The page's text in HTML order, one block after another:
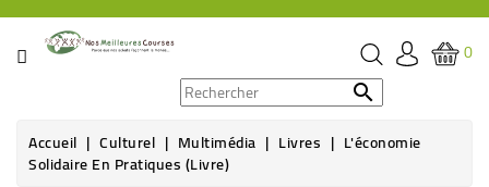
CATÉGORIE
ÉPICERIE
0

Accueil Culturel Multimédia Livres L'économie
Solidaire En Pratiques (livre)